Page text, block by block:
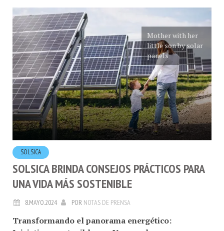
Mother with her
little son by solar
panels
SOLSICA
SOLSICA BRINDA CONSEJOS PRÁCTICOS PARA
UNA VIDA MÁS SOSTENIBLE
8.MAYO.2024 POR NOTAS DE PRENSA
Transformando el panorama energético:
Iniciativas sostenibles en Venezuela